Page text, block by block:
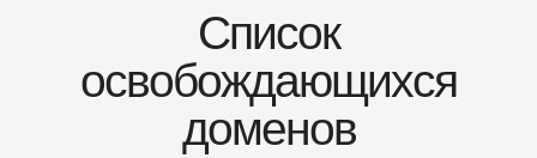
Список
освобождающихся
доменов